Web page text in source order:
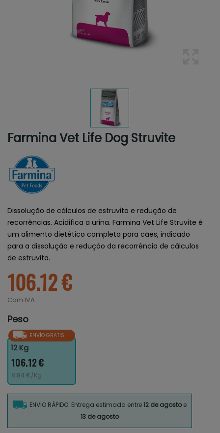
Farmina Vet Life Dog Struvite
Dissolução de cálculos de estruvita e redução de
recorrências. Acidifica a urina. Farmina Vet Life Struvite é
um alimento dietético completo para cães, indicado
para a dissolução e redução da recorrência de cálculos
de estruvita.
106.12 €
Com IVA
Peso
ENVÍO GRATIS
12 Kg
106.12 €
8.84 €/Kg
ENVIO RÁPIDO: Entrega estimada entre12 de agostoe
13 de agosto